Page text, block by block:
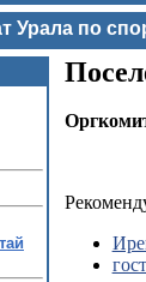
Урала по